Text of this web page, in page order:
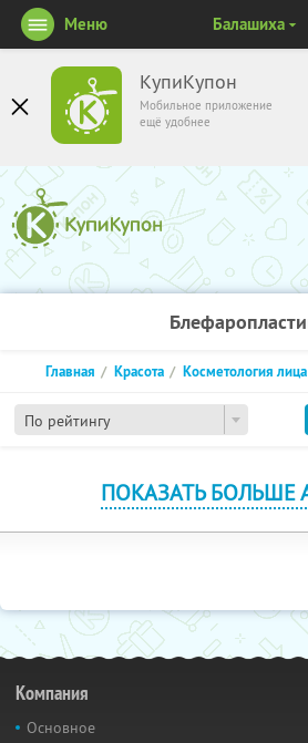
КупиКупон
Мобильное приложение
ещё удобнее
Меню Балашиха
По рейтингу
Главная Красота Косметология лица
ПОКАЗАТЬ БОЛЬШЕ
Компания
Основное